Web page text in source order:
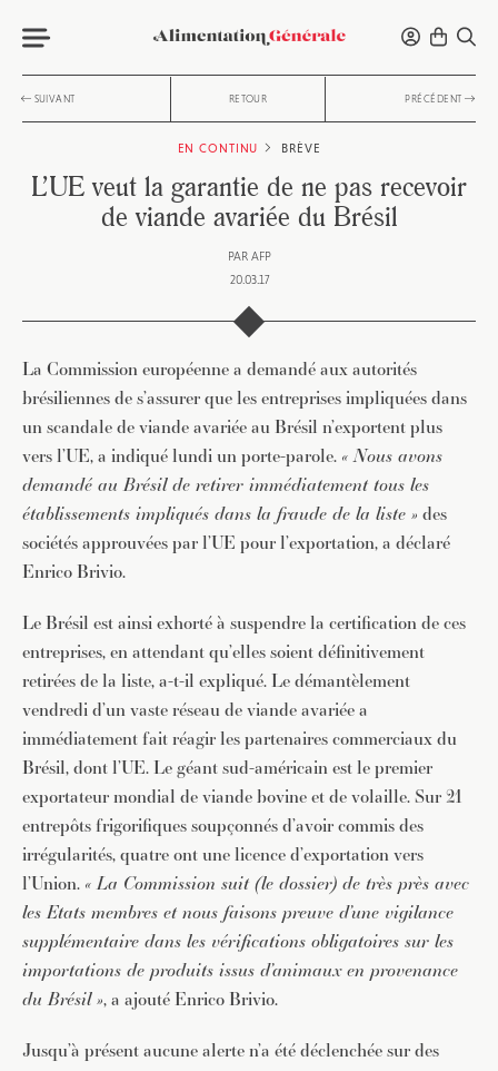
SUIVANT RETOUR PRÉCÉDENT
EN CONTINU BRÈVE
L’UE veut la garantie de ne pas recevoir
de viande avariée du Brésil
PAR AFP
20.03.17
La Commission européenne a demandé aux autorités
brésiliennes de s’assurer que les entreprises impliquées dans
un scandale de viande avariée au Brésil n’exportent plus
vers l’UE, a indiqué lundi un porte-parole. « Nous avons
demandé au Brésil de retirer immédiatement tous les
établissements impliqués dans la fraude de la liste » des
sociétés approuvées par l’UE pour l’exportation, a déclaré
Enrico Brivio.
Le Brésil est ainsi exhorté à suspendre la certification de ces
entreprises, en attendant qu’elles soient définitivement
retirées de la liste, a-t-il expliqué. Le démantèlement
vendredi d’un vaste réseau de viande avariée a
immédiatement fait réagir les partenaires commerciaux du
Brésil, dont l’UE. Le géant sud-américain est le premier
exportateur mondial de viande bovine et de volaille. Sur 21
entrepôts frigorifiques soupçonnés d’avoir commis des
irrégularités, quatre ont une licence d’exportation vers
l’Union. « La Commission suit (le dossier) de très près avec
les Etats membres et nous faisons preuve d’une vigilance
supplémentaire dans les vérifications obligatoires sur les
importations de produits issus d’animaux en provenance
du Brésil », a ajouté Enrico Brivio.
Jusqu’à présent aucune alerte n’a été déclenchée sur des